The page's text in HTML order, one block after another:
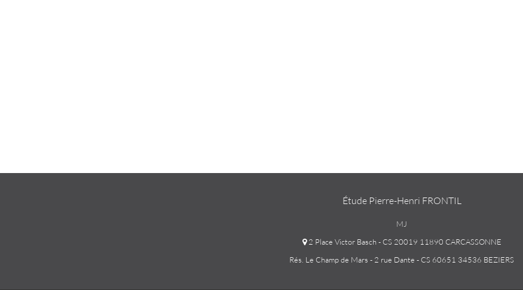
Étude Pierre-Henri FRONTIL
MJ
2 Place Victor Basch - CS 20019 11890 CARCASSONNE
Rés. Le Champ de Mars - 2 rue Dante - CS 60651 34536 BEZIERS